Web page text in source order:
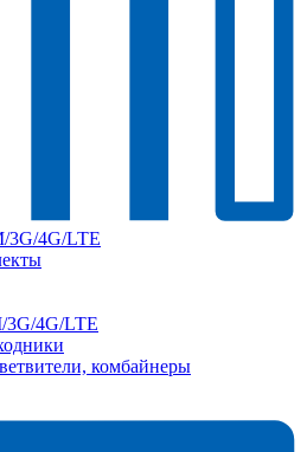
3G/4G/LTE
4G/LTE
комбайнеры